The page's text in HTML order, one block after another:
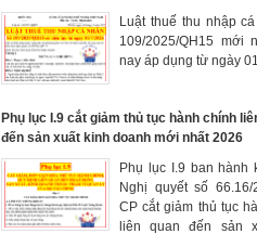
Luật thuế thu nhập
109/2025/QH15 mới
nay áp dụng từ ngày
Phụ lục I.9 cắt giảm thủ tục hành chính
đến sản xuất kinh doanh mới nhất 2026
Phụ lục I.9 ban hành
Nghị quyết số 66.16/
CP cắt giảm thủ tục
liên quan đến sản